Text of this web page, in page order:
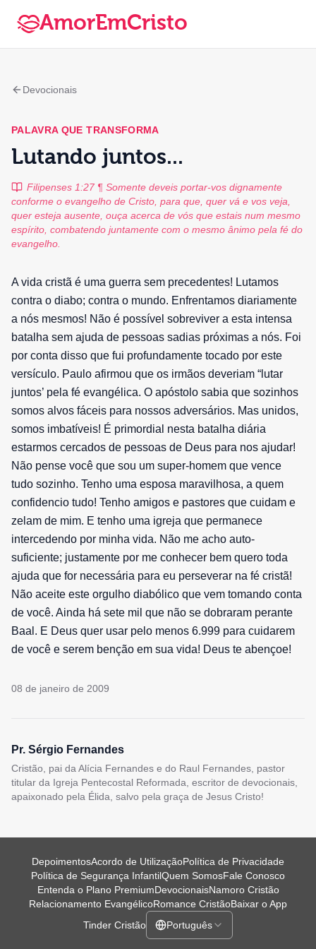
AmorEmCristo
Devocionais
PALAVRA QUE TRANSFORMA
Lutando juntos...
Filipenses 1:27 ¶ Somente deveis portar-vos dignamente
conforme o evangelho de Cristo, para que, quer vá e vos veja,
quer esteja ausente, ouça acerca de vós que estais num mesmo
espírito, combatendo juntamente com o mesmo ânimo pela fé do
evangelho.
A vida cristã é uma guerra sem precedentes! Lutamos
contra o diabo; contra o mundo. Enfrentamos diariamente
a nós mesmos! Não é possível sobreviver a esta intensa
batalha sem ajuda de pessoas sadias próximas a nós. Foi
por conta disso que fui profundamente tocado por este
versículo. Paulo afirmou que os irmãos deveriam “lutar
juntos’ pela fé evangélica. O apóstolo sabia que sozinhos
somos alvos fáceis para nossos adversários. Mas unidos,
somos imbatíveis! É primordial nesta batalha diária
estarmos cercados de pessoas de Deus para nos ajudar!
Não pense você que sou um super-homem que vence
tudo sozinho. Tenho uma esposa maravilhosa, a quem
confidencio tudo! Tenho amigos e pastores que cuidam e
zelam de mim. E tenho uma igreja que permanece
intercedendo por minha vida. Não me acho auto-
suficiente; justamente por me conhecer bem quero toda
ajuda que for necessária para eu perseverar na fé cristã!
Não aceite este orgulho diabólico que vem tomando conta
de você. Ainda há sete mil que não se dobraram perante
Baal. E Deus quer usar pelo menos 6.999 para cuidarem
de você e serem benção em sua vida! Deus te abençoe!
08 de janeiro de 2009
Pr. Sérgio Fernandes
Cristão, pai da Alícia Fernandes e do Raul Fernandes, pastor
titular da Igreja Pentecostal Reformada, escritor de devocionais,
apaixonado pela Élida, salvo pela graça de Jesus Cristo!
DepoimentosAcordo de UtilizaçãoPolítica de Privacidade
Política de Segurança InfantilQuem SomosFale Conosco
Entenda o Plano PremiumDevocionaisNamoro Cristão
Relacionamento EvangélicoRomance CristãoBaixar o App
Tinder Cristão
Português